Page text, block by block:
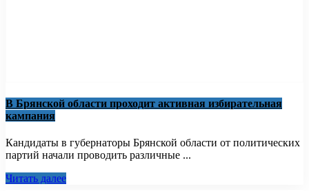
В Брянской области проходит активная избирательная
кампания
Кандидаты в губернаторы Брянской области от политических
партий начали проводить различные ...
Читать далее